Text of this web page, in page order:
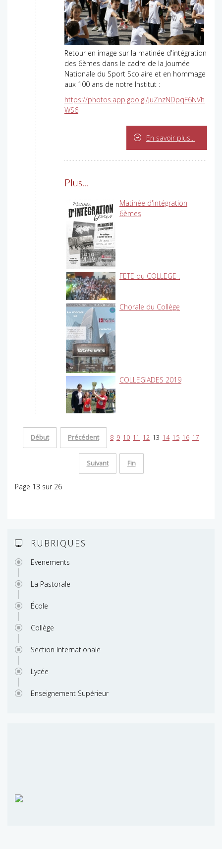
Retour en image sur la matinée d'intégration
des 6èmes dans le cadre de la Journée
Nationale du Sport Scolaire et en hommage
aux 100 ans de notre Institut :
https://photos.app.goo.gl/JuZnzNDpqF6NVh
WS6
En savoir plus...
Plus...
Matinée d'intégration
6èmes
FETE du COLLEGE :
Chorale du Collège
COLLEGIADES 2019
Début Précédent 8 9 10 11 12 13 14 15 16 17
Suivant Fin
Page 13 sur 26
RUBRIQUES
Evenements
La Pastorale
École
Collège
Section Internationale
Lycée
Enseignement Supérieur